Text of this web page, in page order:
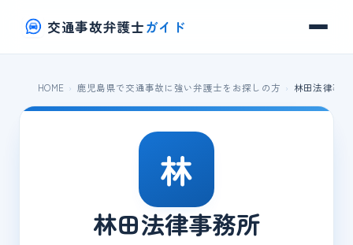
交通事故弁護士ガイド
HOME 鹿児島県で交通事故に強い弁護士をお探しの方 林田法律事
林
林田法律事務所